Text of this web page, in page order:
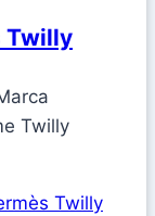
Twilly
Twilly
Twilly